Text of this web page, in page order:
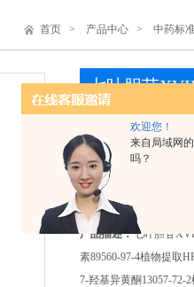
欢迎您！
来自局域网
吗？
首页 > 产品中心 > 中药标
七叶胆苷
型 号
产品时间
所属分类
产品描述：七叶胆苷
素89560-97-4植物提取
7-羟基异黄酮13057-72-